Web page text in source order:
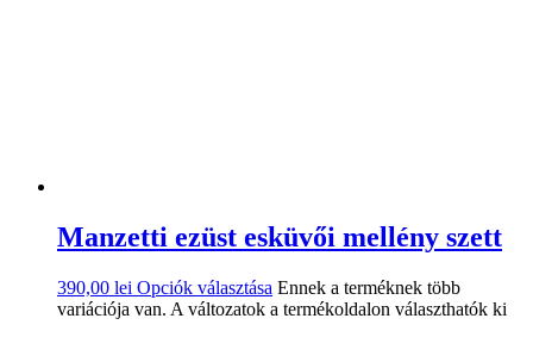
Manzetti ezüst esküvői mellény szett
390,00 lei Opciók választása Ennek a terméknek több
variációja van. A változatok a termékoldalon választhatók ki